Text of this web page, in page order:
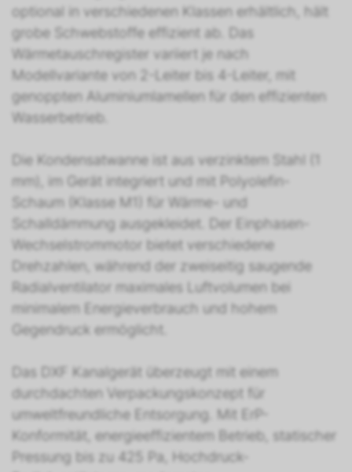
optional in verschiedenen Klassen erhältlich, hält
grobe Schwebstoffe effizient ab. Das
Wärmetauschregister variiert je nach
Modellvariante von 2-Leiter bis 4-Leiter, mit
genoppten Aluminiumlamellen für den effizienten
Wasserbetrieb.
Die Kondensatwanne ist aus verzinktem Stahl (1
mm), im Gerät integriert und mit Polyolefin-
Schaum (Klasse M1) für Wärme- und
Schalldämmung ausgekleidet. Der Einphasen-
Wechselstrommotor bietet verschiedene
Drehzahlen, während der zweiseitig saugende
Radialventilator maximales Luftvolumen bei
minimalem Energieverbrauch und hohem
Gegendruck ermöglicht.
Das DXF Kanalgerät überzeugt mit einem
durchdachten Verpackungskonzept für
umweltfreundliche Entsorgung. Mit ErP-
Konformität, energieeffizientem Betrieb, statischer
Pressung bis zu 425 Pa, Hochdruck-